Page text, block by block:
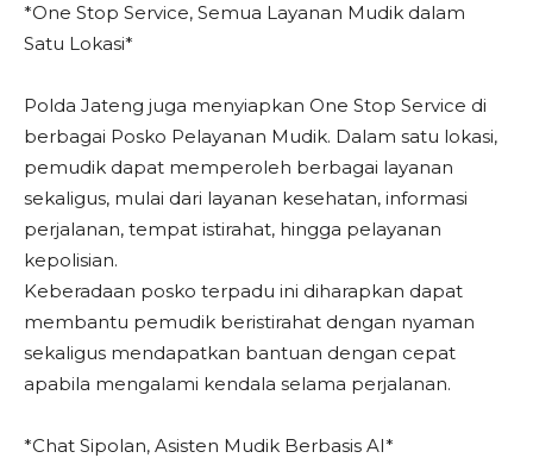
*One Stop Service, Semua Layanan Mudik dalam
Satu Lokasi*
Polda Jateng juga menyiapkan One Stop Service di
berbagai Posko Pelayanan Mudik. Dalam satu lokasi,
pemudik dapat memperoleh berbagai layanan
sekaligus, mulai dari layanan kesehatan, informasi
perjalanan, tempat istirahat, hingga pelayanan
kepolisian.
Keberadaan posko terpadu ini diharapkan dapat
membantu pemudik beristirahat dengan nyaman
sekaligus mendapatkan bantuan dengan cepat
apabila mengalami kendala selama perjalanan.
*Chat Sipolan, Asisten Mudik Berbasis AI*